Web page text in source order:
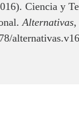
Ciencia y
Alternativas,